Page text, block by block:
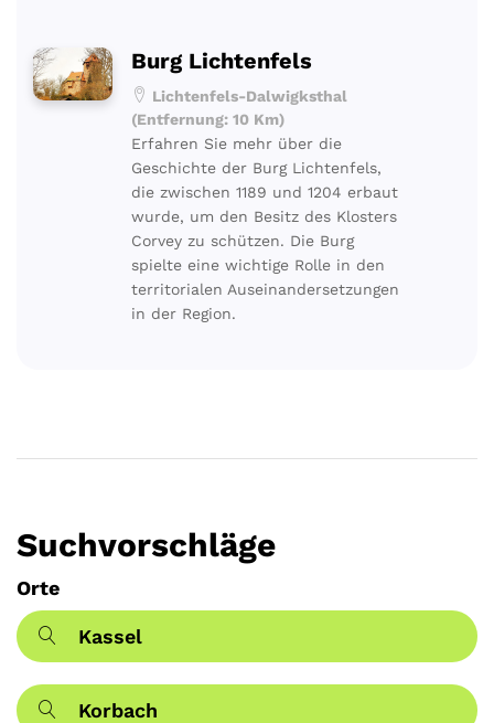
Burg Lichtenfels
Lichtenfels-Dalwigksthal
(Entfernung: 10 Km)
Erfahren Sie mehr über die
Geschichte der Burg Lichtenfels,
die zwischen 1189 und 1204 erbaut
wurde, um den Besitz des Klosters
Corvey zu schützen. Die Burg
spielte eine wichtige Rolle in den
territorialen Auseinandersetzungen
in der Region.
Suchvorschläge
Orte
Kassel
Korbach